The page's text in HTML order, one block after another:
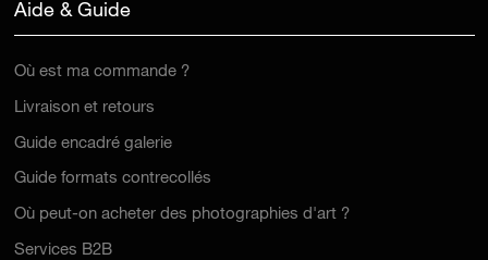
Aide & Guide
Où est ma commande ?
Livraison et retours
Guide encadré galerie
Guide formats contrecollés
Où peut-on acheter des photographies d'art ?
Services B2B